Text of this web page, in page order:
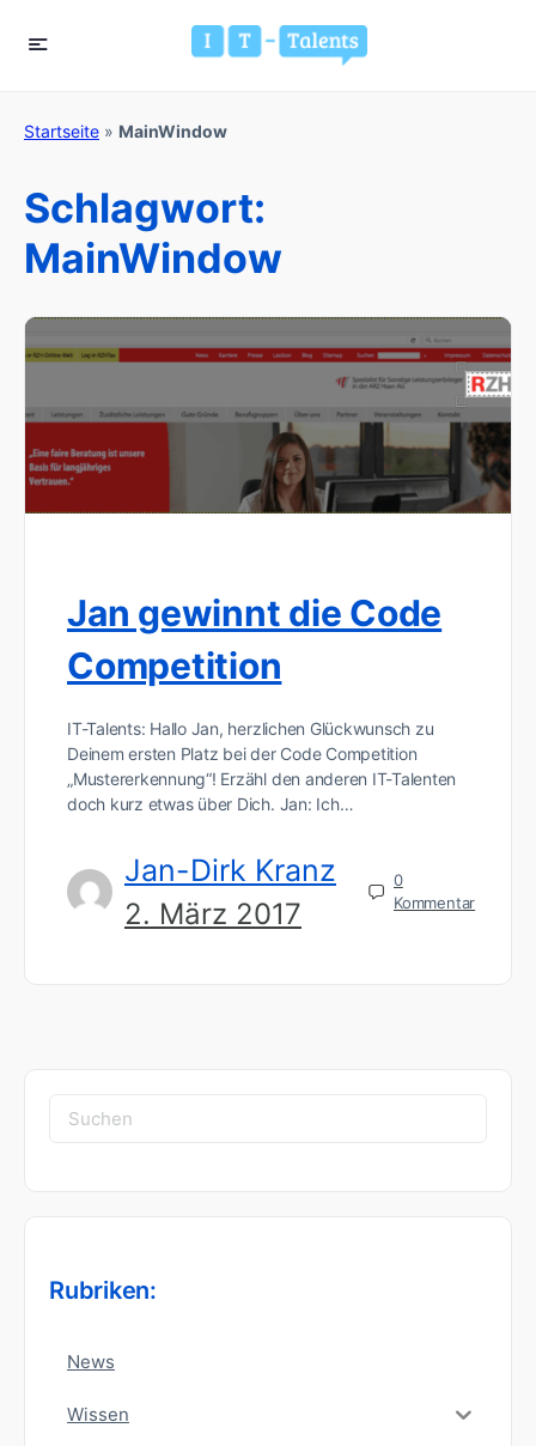
Startseite » MainWindow
Schlagwort:
MainWindow
Jan gewinnt die Code
Competition
IT-Talents: Hallo Jan, herzlichen Glückwunsch zu
Deinem ersten Platz bei der Code Competition
„Mustererkennung“! Erzähl den anderen IT-Talenten
doch kurz etwas über Dich. Jan: Ich…
Jan-Dirk Kranz
2. März 2017
0
Kommentar
Suchen
nach:
Rubriken:
News
Wissen